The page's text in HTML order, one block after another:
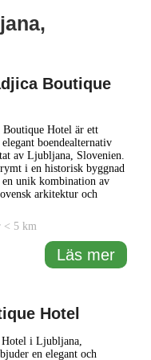
Boutique
Hotel är ett
boendealternativ
av Ljubljana, Slovenien.
i en historisk byggnad
en unik kombination av
arkitektur och
och personlig
kännetecken för ett
Hotellet är omsorgsfullt
... Läs mer
< 5 km
Läs mer
Hotel
i Ljubljana,
en elegant och